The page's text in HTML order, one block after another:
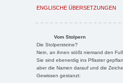
ENGLISCHE ÜBERSETZUNGEN
Vom Stolpern
Die Stolpersteine?
Nein, an ihnen stößt niemand den Fuß
Sie sind ebenerdig ins Pflaster
aber die Namen darauf und die
Gewissen gestanzt: